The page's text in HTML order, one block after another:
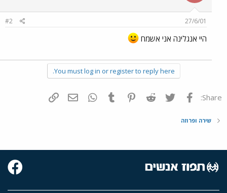
27/6/01
#2
היי אנגלינה אני אשמח
You must log in or register to reply here.
Share: פייסבוק Twitter
Reddit
Pinterest
Tumblr
WhatsAppדואר אלקטרוני
שירה ופרוזה